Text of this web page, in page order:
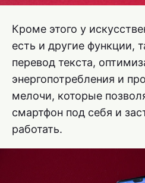
Кроме этого у
есть и другие функции,
перевод текста,
энергопотребления и
мелочи, которые
смартфон под себя и
работать.